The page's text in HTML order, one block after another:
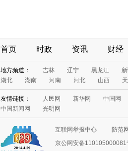
首页 时政 资讯 财经
地方频道： 吉林 辽宁 黑龙江
湖北
湖南 河南 河北 山西
友情链接： 人民网 新华网
中国网
中国新闻网
光明网
互联网举报中心
防范
京公网安备110105000081